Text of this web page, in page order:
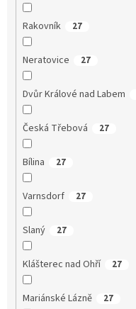
Rakovník 27
Neratovice 27
Dvůr Králové nad Labem
Česká Třebová 27
Bílina 27
Varnsdorf 27
Slaný 27
Klášterec nad Ohří 27
Mariánské Lázně 27